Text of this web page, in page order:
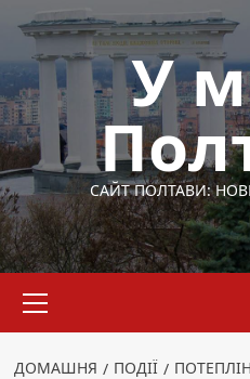
Перейти
вмісту
У
САЙТ ПОЛТАВИ:
меню
ДОМАШНЯ ПОДІЇ